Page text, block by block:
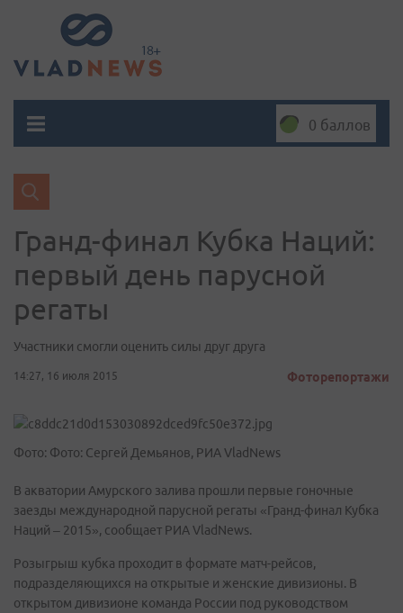
0 баллов
Гранд-финал Кубка Наций:
первый день парусной
регаты
Участники смогли оценить силы друг друга
14:27, 16 июля 2015 Фоторепортажи
Фото: Фото: Сергей Демьянов, РИА VladNews
В акватории Амурского залива прошли первые гоночные
заезды международной парусной регаты «Гранд-финал Кубка
Наций – 2015», сообщает РИА VladNews.
Розыгрыш кубка проходит в формате матч-рейсов,
подразделяющихся на открытые и женские дивизионы. В
открытом дивизионе команда России под руководством